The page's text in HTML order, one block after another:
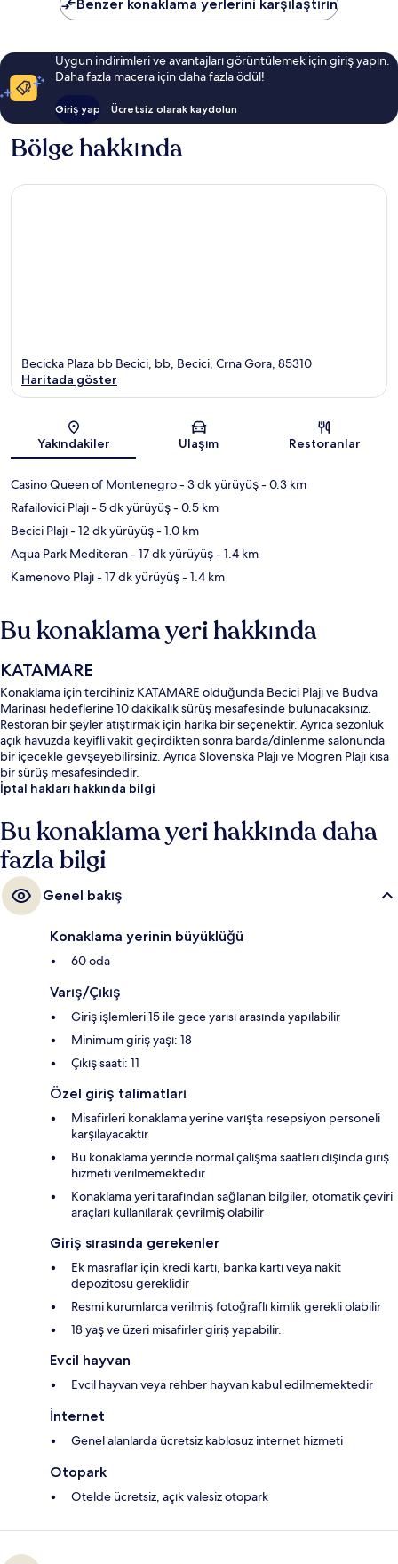
Benzer konaklama yerlerini karşılaştırın
Uygun indirimleri ve avantajları görüntülemek için giriş yapın.
Daha fazla macera için daha fazla ödül!
Giriş yap Ücretsiz olarak kaydolun
Bölge hakkında
Harita
Becicka Plaza bb Becici, bb, Becici, Crna Gora, 85310
Haritada göster
Yakındakiler Ulaşım Restoranlar
Casino Queen of Montenegro- 3 dk yürüyüş- 0.3 km
Rafailovici Plajı- 5 dk yürüyüş- 0.5 km
Becici Plajı- 12 dk yürüyüş- 1.0 km
Aqua Park Mediteran- 17 dk yürüyüş- 1.4 km
Kamenovo Plajı- 17 dk yürüyüş- 1.4 km
Bu konaklama yeri hakkında
KATAMARE
Konaklama için tercihiniz KATAMARE olduğunda Becici Plajı ve Budva
Marinası hedeflerine 10 dakikalık sürüş mesafesinde bulunacaksınız.
Restoran bir şeyler atıştırmak için harika bir seçenektir. Ayrıca sezonluk
açık havuzda keyifli vakit geçirdikten sonra barda/dinlenme salonunda
bir içecekle gevşeyebilirsiniz. Ayrıca Slovenska Plajı ve Mogren Plajı kısa
bir sürüş mesafesindedir.
İptal hakları hakkında bilgi
Bu konaklama yeri hakkında daha
fazla bilgi
Genel bakış
Konaklama yerinin büyüklüğü
60 oda
Varış/Çıkış
Giriş işlemleri 15 ile gece yarısı arasında yapılabilir
Minimum giriş yaşı: 18
Çıkış saati: 11
Özel giriş talimatları
Misafirleri konaklama yerine varışta resepsiyon personeli
karşılayacaktır
Bu konaklama yerinde normal çalışma saatleri dışında giriş
hizmeti verilmemektedir
Konaklama yeri tarafından sağlanan bilgiler, otomatik çeviri
araçları kullanılarak çevrilmiş olabilir
Giriş sırasında gerekenler
Ek masraflar için kredi kartı, banka kartı veya nakit
depozitosu gereklidir
Resmi kurumlarca verilmiş fotoğraflı kimlik gerekli olabilir
18 yaş ve üzeri misafirler giriş yapabilir.
Evcil hayvan
Evcil hayvan veya rehber hayvan kabul edilmemektedir
İnternet
Genel alanlarda ücretsiz kablosuz internet hizmeti
Otopark
Otelde ücretsiz, açık valesiz otopark